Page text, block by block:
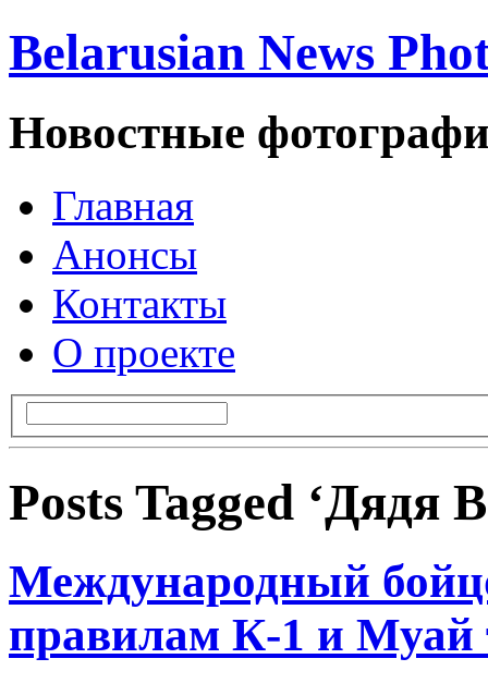
Belarusian News
Новостные
Главная
Анонсы
Контакты
О проекте
Posts Tagged ‘Дядя
Международный
правилам К-1 и